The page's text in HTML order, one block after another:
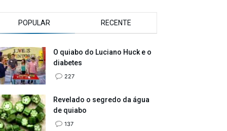
POPULAR RECENTE
O quiabo do Luciano Huck e o
diabetes
227
Revelado o segredo da água
de quiabo
137